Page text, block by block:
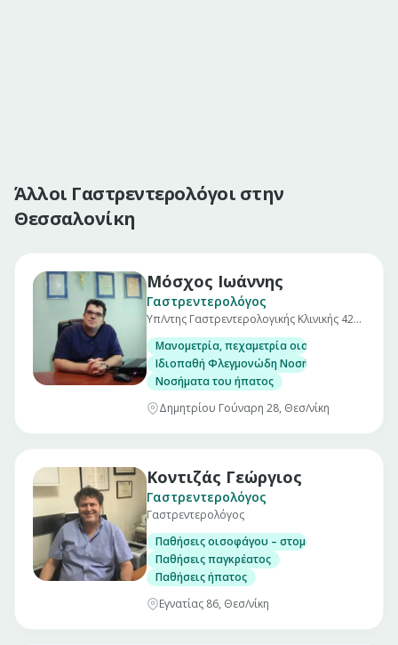
Άλλοι Γαστρεντερολόγοι στην
Θεσσαλονίκη
Μόσχος Ιωάννης
Γαστρεντερολόγος
Υπ/ντης Γαστρεντερολογικής Κλινικής 424
Μανομετρία, πεχαμετρία οισοφάγου και
Ιδιοπαθή Φλεγμονώδη Νοσήματα Εντέρου.
Νοσήματα του ήπατος
Δημητρίου Γούναρη 28, Θεσ/νίκη
Κοντιζάς Γεώργιος
Γαστρεντερολόγος
Γαστρεντερολόγος
Παθήσεις οισοφάγου – στομάχου – εντέρου
Παθήσεις παγκρέατος
Παθήσεις ήπατος
Εγνατίας 86, Θεσ/νίκη